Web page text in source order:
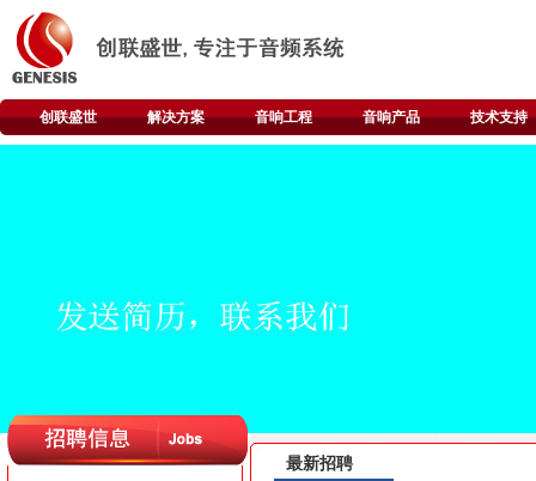
创联盛世 解决方案 音响工程 音响产品 技术支持
最新招聘